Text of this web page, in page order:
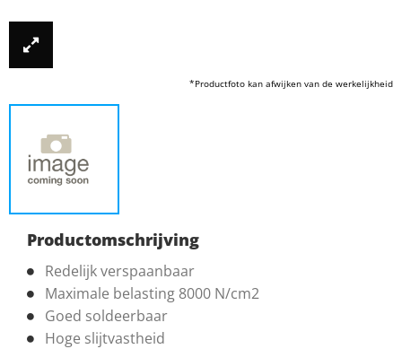
*Productfoto kan afwijken van de werkelijkheid
Productomschrijving
Redelijk verspaanbaar
Maximale belasting 8000 N/cm2
Goed soldeerbaar
Hoge slijtvastheid